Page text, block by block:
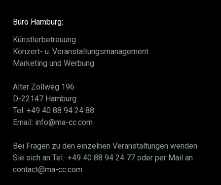
Büro Hamburg:
Künstlerbetreuung
Konzert- u. Veranstaltungsmanagement
Marketing und Werbung
Alter Zollweg 196
D-22147 Hamburg
Tel: +49 40 88 94 24 88
Email: info@ma-cc.com
Bei Fragen zu den einzelnen Veranstaltungen wenden
Sie sich an Tel.: +49 40 88 94 24 77 oder per Mail an
contact@ma-cc.com